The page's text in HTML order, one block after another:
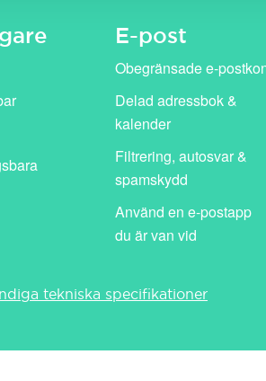
E-post
Obegränsade e-
Delad adressbok &
kalender
Filtrering, autosvar &
spamskydd
Använd en e-postapp
du är van vid
tekniska specifikationer